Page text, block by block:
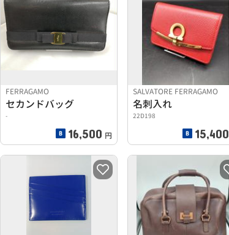
FERRAGAMO
セカンドバッグ
-
16,500 円
SALVATORE FERRAGAMO
名刺入れ
22D198
15,400